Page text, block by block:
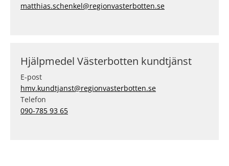
matthias.schenkel@regionvasterbotten.se
Hjälpmedel Västerbotten kundtjänst
E-post
hmv.kundtjanst@regionvasterbotten.se
Telefon
090-785 93 65